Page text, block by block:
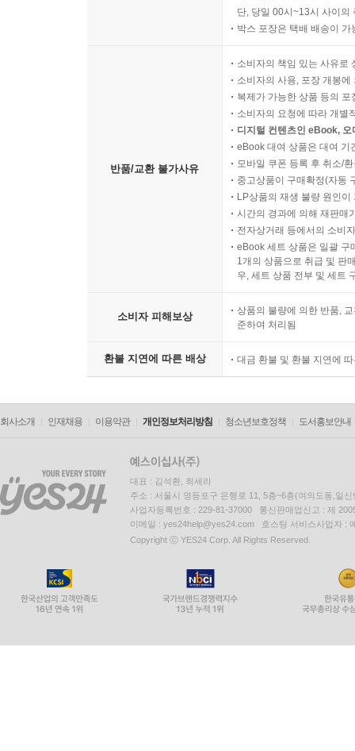
단, 당일 00시~13시 사이의
박스 포장은 택배 배송이
반품/교환 불가사유
소비자의 책임 있는 사유로
소비자의 사용, 포장 개봉
복제가 가능한 상품 등의
소비자의 요청에 따라 개별
디지털 컨텐츠인 eBook,
eBook 대여 상품은 대여 기
모바일 쿠폰 등록 후 취소/
중고상품이 구매확정(자동
LP상품의 재생 불량 원인
시간의 경과에 의해 재판매
전자상거래 등에서의 소비
eBook 세트 상품은 일괄 구
1개의 상품으로 취급 및 판
우, 세트 상품 전부 및 세트
소비자 피해보상
상품의 불량에 의한 반품,
준하여 처리됨
환불 지연에 따른 배상 대금 환불 및 환불 지연에
회사소개 인재채용 이용약관 개인정보처리방침 청소년보호정책 도서홍보안내
대표 : 김석환, 최세라
주소 : 서울시 영등포구 은행로 11, 5층~6층(여의도동,일신
사업자등록번호 : 229-81-37000 통신판매업신고 : 제
이메일 : yes24help@yes24.com 호스팅 서비스사업자 :
Copyright ⓒ YES24 Corp. All Rights Reserved.